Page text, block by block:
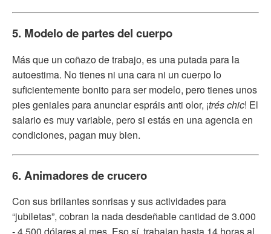
5. Modelo de partes del cuerpo
Más que un coñazo de trabajo, es una putada para la
autoestima. No tienes ni una cara ni un cuerpo lo
suficientemente bonito para ser modelo, pero tienes unos
pies geniales para anunciar espráis anti olor, ¡trés chic! El
salario es muy variable, pero si estás en una agencia en
condiciones, pagan muy bien.
6. Animadores de crucero
Con sus brillantes sonrisas y sus actividades para
“jubiletas”, cobran la nada desdeñable cantidad de 3.000